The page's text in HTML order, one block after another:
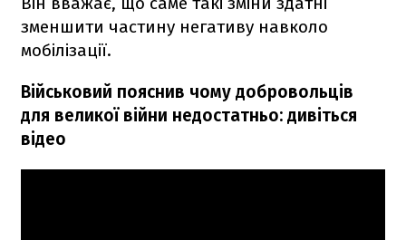
зменшити частину негативу навколо
мобілізації.
Військовий пояснив чому добровольців
для великої війни недостатньо: дивіться
відео